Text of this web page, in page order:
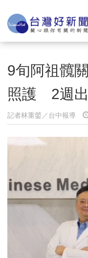
9旬阿祖髖
照護 2週
記者林重鎣／台中報導